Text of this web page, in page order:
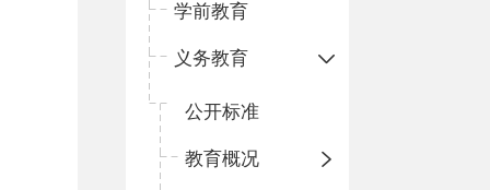
学前教育
义务教育
公开标准
教育概况